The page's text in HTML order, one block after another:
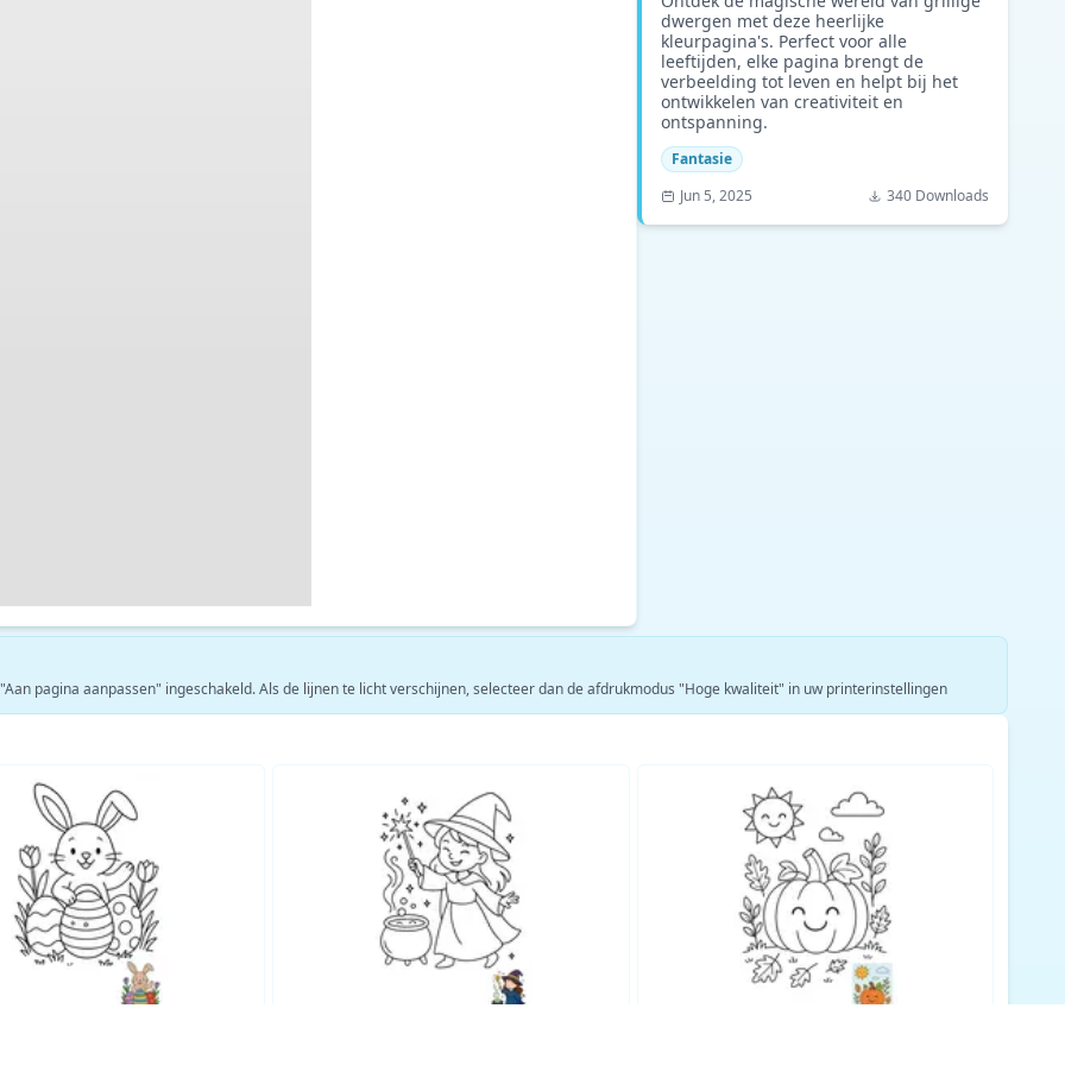
dwergen met deze heerlijke
kleurpagina's. Perfect voor alle
leeftijden, elke pagina brengt de
verbeelding tot leven en helpt bij het
ontwikkelen van creativiteit en
ontspanning.
Fantasie
Jun 5, 2025
340 Downloads
pagina aanpassen" ingeschakeld. Als de lijnen te licht verschijnen, selecteer dan de afdrukmodus "Hoge kwaliteit" in uw printerinstellingen